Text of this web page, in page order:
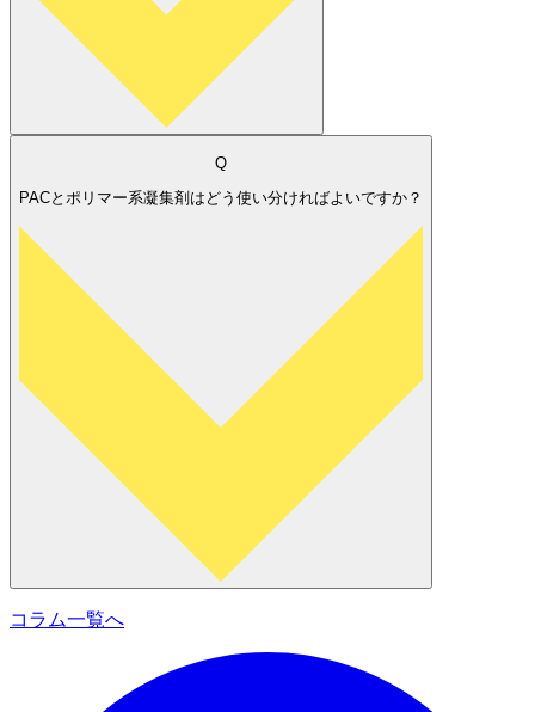
Q
PACとポリマー系凝集剤はどう使い分ければよいですか？
コラム一覧へ